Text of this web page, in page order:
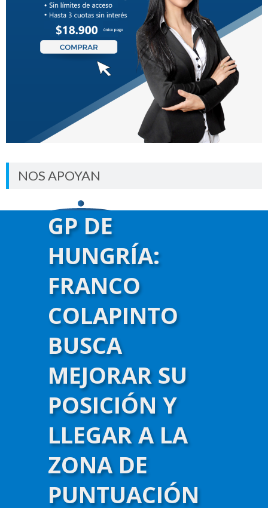
NOS APOYAN
GP DE
HUNGRÍA:
FRANCO
COLAPINTO
BUSCA
MEJORAR SU
POSICIÓN Y
LLEGAR A LA
ZONA DE
PUNTUACIÓN